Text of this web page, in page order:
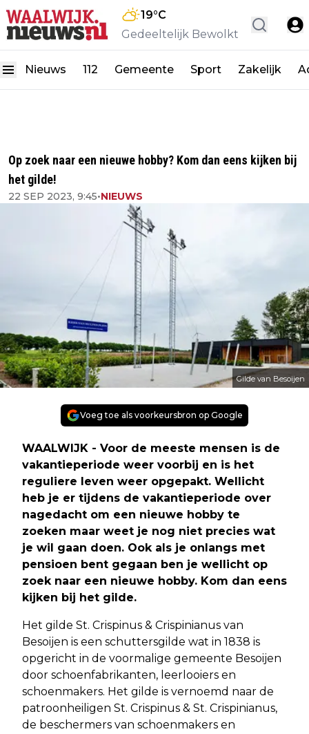
19°C
Gedeeltelijk Bewolkt
Nieuws 112 Gemeente Sport Zakelijk
Op zoek naar een nieuwe hobby? Kom dan eens kijken bij
het gilde!
22 SEP 2023, 9:45•NIEUWS
Gilde van Besoijen
Voeg toe als voorkeursbron op Google
WAALWIJK - Voor de meeste mensen is de
vakantieperiode weer voorbij en is het
reguliere leven weer opgepakt. Wellicht
heb je er tijdens de vakantieperiode over
nagedacht om een nieuwe hobby te
zoeken maar weet je nog niet precies wat
je wil gaan doen. Ook als je onlangs met
pensioen bent gegaan ben je wellicht op
zoek naar een nieuwe hobby. Kom dan eens
kijken bij het gilde.
Het gilde St. Crispinus & Crispinianus van
Besoijen is een schuttersgilde wat in 1838 is
opgericht in de voormalige gemeente Besoijen
door schoenfabrikanten, leerlooiers en
schoenmakers. Het gilde is vernoemd naar de
patroonheiligen St. Crispinus & St. Crispinianus,
de beschermers van schoenmakers en